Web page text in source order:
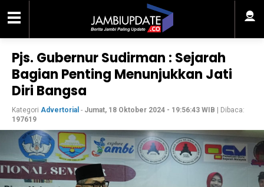
Pjs. Gubernur Sudirman : Sejarah
Bagian Penting Menunjukkan Jati
Diri Bangsa
Kategori Advertorial - Jumat, 18 Oktober 2024 - 19:56:43 WIB | Dibaca:
197619